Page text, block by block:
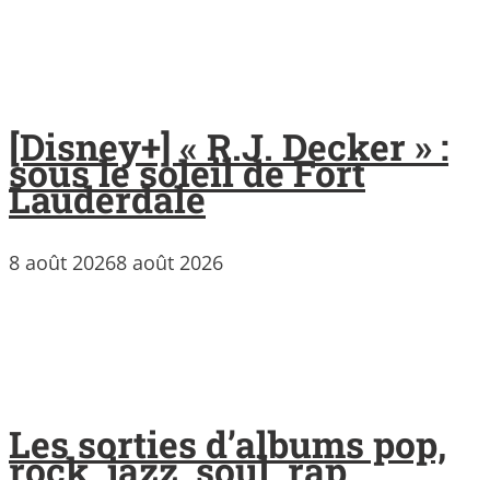
[Disney+] « R.J. Decker » :
sous le soleil de Fort
Lauderdale
8 août 20268 août 2026
Les sorties d’albums pop,
rock, jazz, soul, rap,